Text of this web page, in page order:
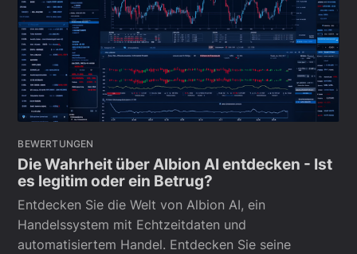
BEWERTUNGEN
Die Wahrheit über Albion AI entdecken - Ist
es legitim oder ein Betrug?
Entdecken Sie die Welt von Albion AI, ein
Handelssystem mit Echtzeitdaten und
automatisiertem Handel. Entdecken Sie seine